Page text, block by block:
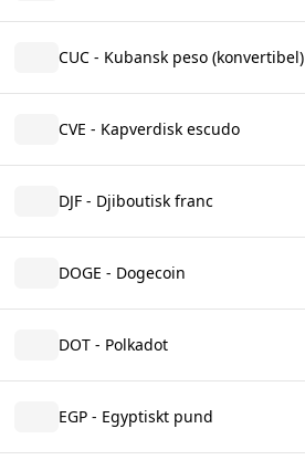
CUC - Kubansk peso (konvertibel)
CVE - Kapverdisk escudo
DJF - Djiboutisk franc
DOGE - Dogecoin
DOT - Polkadot
EGP - Egyptiskt pund